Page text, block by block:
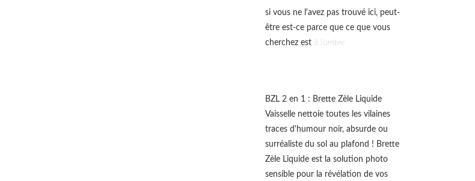
si vous ne l'avez pas trouvé ici, peut-
être est-ce parce que ce que vous
cherchez està l'ombre
BZL 2 en 1 : Brette Zèle Liquide
Vaisselle nettoie toutes les vilaines
traces d'humour noir, absurde ou
surréaliste du sol au plafond ! Brette
Zèle Liquide est la solution photo
sensible pour la révélation de vos